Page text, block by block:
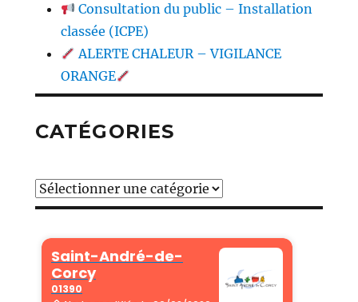
Consultation du public – Installation
classée (ICPE)
ALERTE CHALEUR – VIGILANCE
ORANGE
CATÉGORIES
Catégories